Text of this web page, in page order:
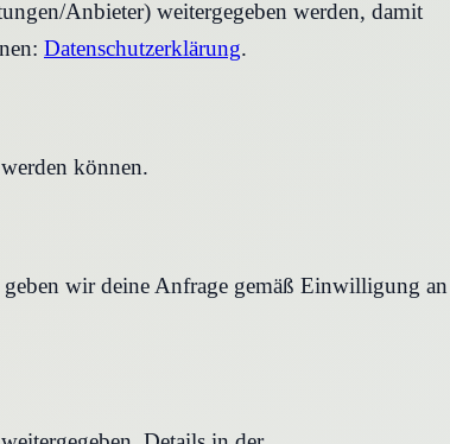
Anbieter) weitergegeben werden, damit
Datenschutzerklärung.
können.
wir deine Anfrage gemäß Einwilligung an